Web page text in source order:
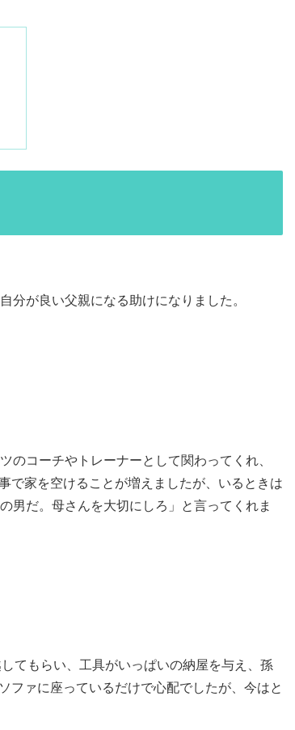
分が良い父親になる助けになりました。
のコーチやトレーナーとして関わってくれ、
で家を空けることが増えましたが、いるときは
男だ。母さんを大切にしろ」と言ってくれま
てもらい、工具がいっぱいの納屋を与え、孫
ファに座っているだけで心配でしたが、今はと